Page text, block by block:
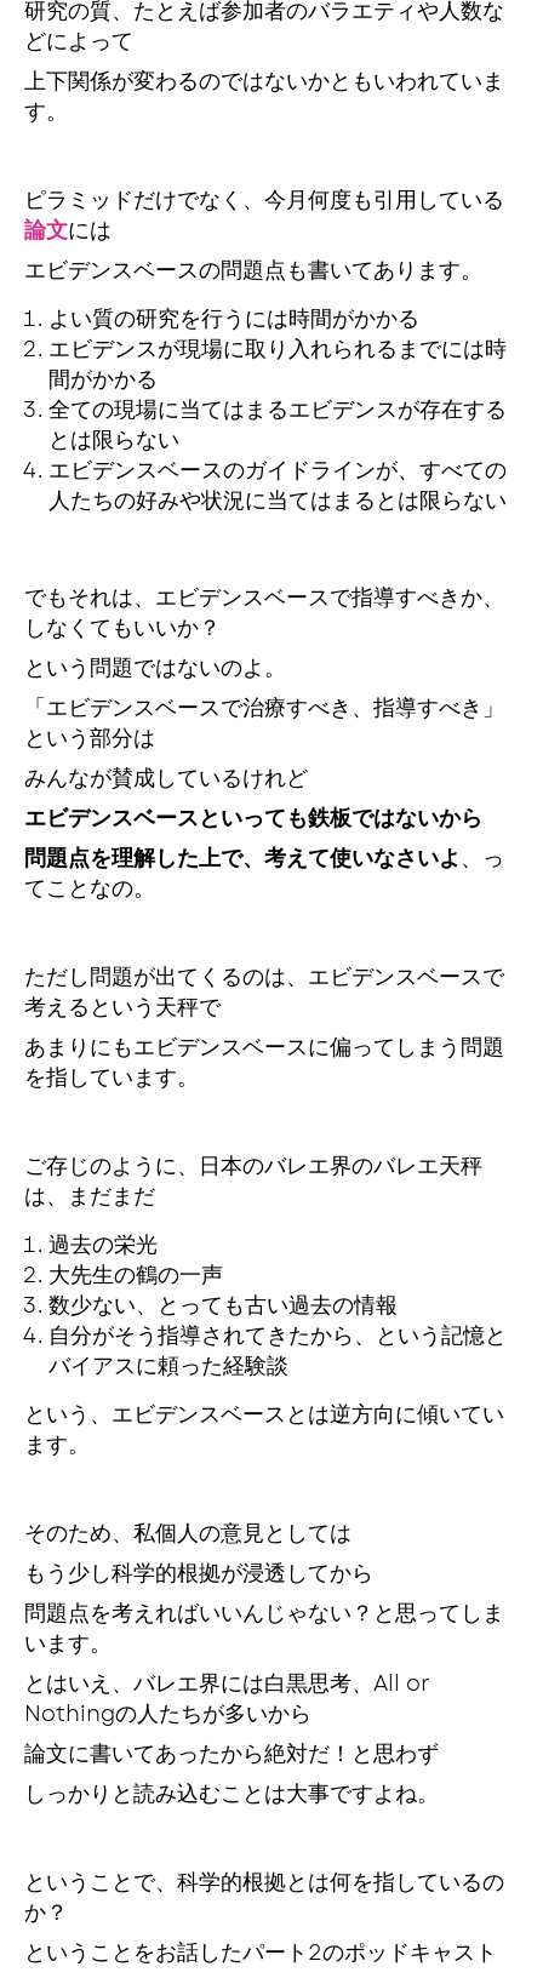
研究の質、たとえば参加者のバラエティや人数な
どによって
上下関係が変わるのではないかともいわれていま
す。
ピラミッドだけでなく、今月何度も引用している
論文には
エビデンスベースの問題点も書いてあります。
よい質の研究を行うには時間がかかる
エビデンスが現場に取り入れられるまでには時
間がかかる
全ての現場に当てはまるエビデンスが存在する
とは限らない
エビデンスベースのガイドラインが、すべての
人たちの好みや状況に当てはまるとは限らない
でもそれは、エビデンスベースで指導すべきか、
しなくてもいいか？
という問題ではないのよ。
「エビデンスベースで治療すべき、指導すべき」
という部分は
みんなが賛成しているけれど
エビデンスベースといっても鉄板ではないから
問題点を理解した上で、考えて使いなさいよ、っ
てことなの。
ただし問題が出てくるのは、エビデンスベースで
考えるという天秤で
あまりにもエビデンスベースに偏ってしまう問題
を指しています。
ご存じのように、日本のバレエ界のバレエ天秤
は、まだまだ
過去の栄光
大先生の鶴の一声
数少ない、とっても古い過去の情報
自分がそう指導されてきたから、という記憶と
バイアスに頼った経験談
という、エビデンスベースとは逆方向に傾いてい
ます。
そのため、私個人の意見としては
もう少し科学的根拠が浸透してから
問題点を考えればいいんじゃない？と思ってしま
います。
とはいえ、バレエ界には白黒思考、All or
Nothingの人たちが多いから
論文に書いてあったから絶対だ！と思わず
しっかりと読み込むことは大事ですよね。
ということで、科学的根拠とは何を指しているの
か？
ということをお話したパート2のポッドキャスト